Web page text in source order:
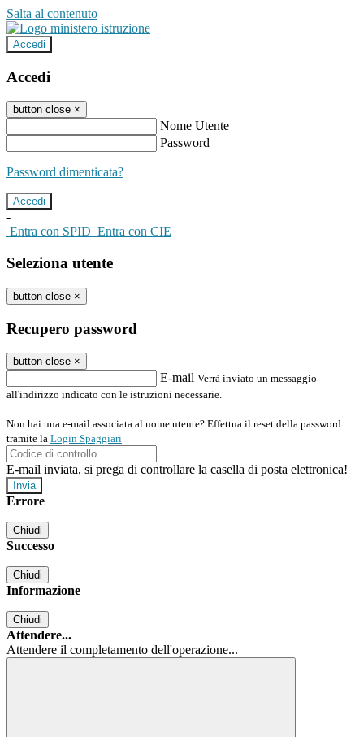
Salta al contenuto
Accedi
Accedi
button close ×
Nome Utente
Password
Password dimenticata?
-
Entra con SPID Entra con CIE
Seleziona utente
button close ×
Recupero password
button close ×
E-mail Verrà inviato un messaggio
all'indirizzo indicato con le istruzioni necessarie.
Non hai una e-mail associata al nome utente? Effettua il reset della password
tramite la Login Spaggiari
E-mail inviata, si prega di controllare la casella di posta elettronica!
Errore
Chiudi
Successo
Chiudi
Informazione
Chiudi
Attendere...
Attendere il completamento dell'operazione...